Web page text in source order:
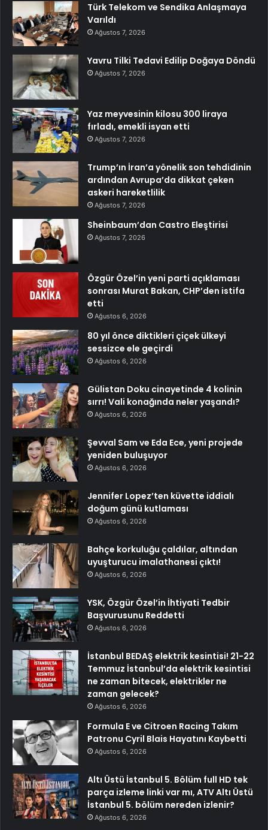
Türk Telekom ve Sendika Anlaşmaya
Varıldı
Ağustos 7, 2026
Yavru Tilki Tedavi Edilip Doğaya Döndü
Ağustos 7, 2026
Yaz meyvesinin kilosu 300 liraya
fırladı, emekli isyan etti
Ağustos 7, 2026
Trump’ın İran’a yönelik son tehdidinin
ardından Avrupa’da dikkat çeken
askeri hareketlilik
Ağustos 7, 2026
Sheinbaum’dan Castro Eleştirisi
Ağustos 7, 2026
Özgür Özel’in yeni parti açıklaması
sonrası Murat Bakan, CHP’den istifa
etti
Ağustos 6, 2026
80 yıl önce diktikleri çiçek ülkeyi
sessizce ele geçirdi
Ağustos 6, 2026
Gülistan Doku cinayetinde 4 kolinin
sırrı! Vali konağında neler yaşandı?
Ağustos 6, 2026
Şevval Sam ve Eda Ece, yeni projede
yeniden buluşuyor
Ağustos 6, 2026
Jennifer Lopez’ten küvette iddialı
doğum günü kutlaması
Ağustos 6, 2026
Bahçe korkuluğu çaldılar, altından
uyuşturucu imalathanesi çıktı!
Ağustos 6, 2026
YSK, Özgür Özel’in İhtiyati Tedbir
Başvurusunu Reddetti
Ağustos 6, 2026
İstanbul BEDAŞ elektrik kesintisi! 21-22
Temmuz İstanbul’da elektrik kesintisi
ne zaman bitecek, elektrikler ne
zaman gelecek?
Ağustos 6, 2026
Formula E ve Citroen Racing Takım
Patronu Cyril Blais Hayatını Kaybetti
Ağustos 6, 2026
Altı Üstü İstanbul 5. Bölüm full HD tek
parça izleme linki var mı, ATV Altı Üstü
İstanbul 5. bölüm nereden izlenir?
Ağustos 6, 2026